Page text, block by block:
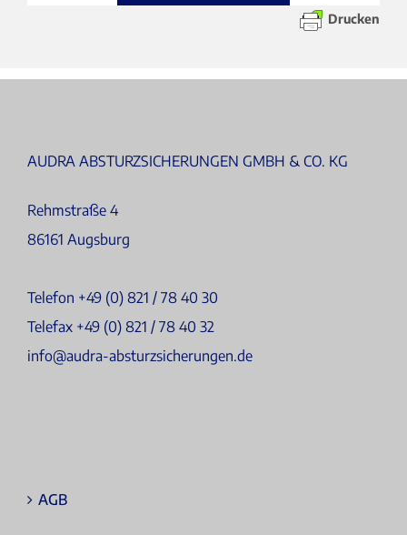
Drucken
AUDRA ABSTURZSICHERUNGEN GMBH & CO. KG
Rehmstraße 4
86161 Augsburg
Telefon +49 (0) 821 / 78 40 30
Telefax +49 (0) 821 / 78 40 32
info@audra-absturzsicherungen.de
AGB